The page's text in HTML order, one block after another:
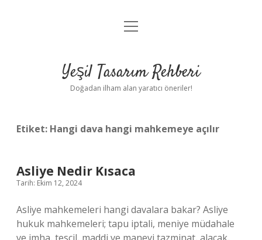
Anasayfa
Yasal Uyarı
menüyü
Yeşil Tasarım Rehberi
Doğadan ilham alan yaratıcı öneriler!
Etiket: Hangi dava hangi mahkemeye açılır
Asliye Nedir Kısaca
Tarih: Ekim 12, 2024
Asliye mahkemeleri hangi davalara bakar? Asliye
hukuk mahkemeleri; tapu iptali, meniye müdahale